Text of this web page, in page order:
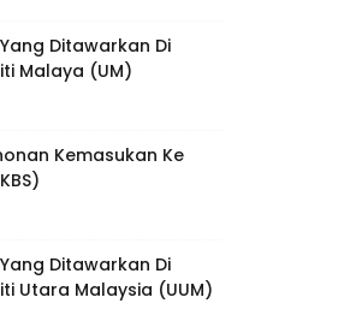
Ditawarkan Di
Malaya (UM)
Kemasukan Ke
Ditawarkan Di
Utara Malaysia (UUM)